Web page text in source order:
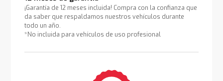
¡Garantía de 12 meses incluida! Compra con la confianza que
da saber que respaldamos nuestros vehículos durante
todo un año.
*No incluida para vehículos de uso profesional